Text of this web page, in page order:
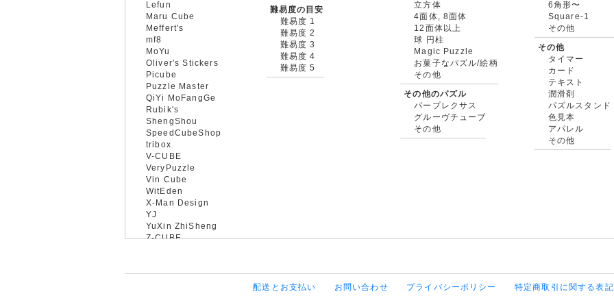
Lefun
Maru Cube
Meffert's
mf8
MoYu
Oliver's Stickers
Picube
Puzzle Master
QiYi MoFangGe
Rubik's
ShengShou
SpeedCubeShop
tribox
V-CUBE
VeryPuzzle
Vin Cube
WitEden
X-Man Design
YJ
YuXin ZhiSheng
Z-CUBE
難易度の目安
難易度 1
難易度 2
難易度 3
難易度 4
難易度 5
立方体
4面体, 8面体
12面体以上
球 円柱
Magic Puzzle
お菓子なパズル/絵柄
その他
その他のパズル
パープレクサス
グルーヴチューブ
その他
6角形〜
Square-1
その他
その他
タイマー
カード
テキスト
潤滑剤
パズルスタンド
色見本
アパレル
その他
配送とお支払い お問い合わせ プライバシーポリシー 特定商取引に関する表記